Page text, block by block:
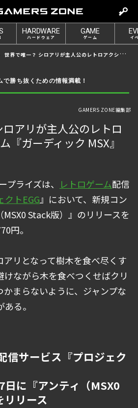
e
t
o
g
n
HARDWARE
ハードウェア
GAME
ゲーム イ
世界で唯一？ シロアリが主人公のレトロアクションゲーム『ガーディック MSX』が登場！
で勝ち抜くための情報満載！
GAMERS ZONE編集部
アリが主人公のレトロ
『ガーディック MSX』
プライズは、 レトロゲーム配信
クトEGG』において、新規コン
Stack版）』のリリースを
円。
アリとなって樹木を食べ尽くす
けながら木を食べつくせばクリ
かまらないように、ジャンプな
る。
信サービス『プロジェク
に『アンティ（MSX0
リース